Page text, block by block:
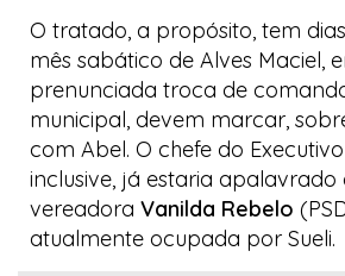
O tratado, a propósito, tem
mês sabático de Alves Maciel,
prenunciada troca de
municipal, devem marcar,
com Abel. O chefe do
inclusive, já estaria apalavrado
vereadora Vanilda Rebelo
atualmente ocupada por Sueli.